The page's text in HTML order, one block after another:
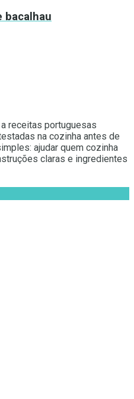
bacalhau
receitas portuguesas
na cozinha antes de
ajudar quem cozinha
claras e ingredientes